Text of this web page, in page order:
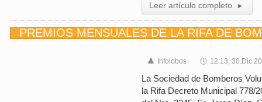
Leer artículo completo ▸
👤 Infolobos 🕔 12:13, 30.Dic
La Sociedad de Bomberos
la Rifa Decreto Municipal 778/